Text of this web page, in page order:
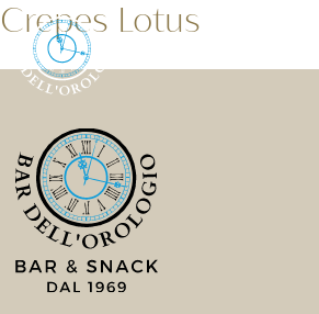
Crepes Lotus